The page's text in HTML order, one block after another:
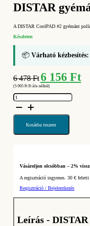
DISTAR
A DISTAR CoolPAD #2 gyémánt
Készleten
📦 Várható
6 478Ft Original
price
was:
6
6 156 Ft
(5 005 FtFt áfa nélkül)
DISTAR
gyémánt
polírozótárcsa
CoolPAD
100
száraz
Kosárba teszem
Vásároljon olcsóbban – 2%
A regisztráció ingyenes. 30 € feletti
Regisztráció / Bejelentkezés
Leírás - DISTAR